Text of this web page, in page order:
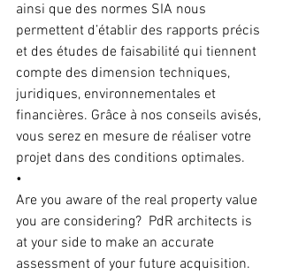
ainsi que des normes SIA nous
permettent d’établir des rapports précis
et des études de faisabilité qui tiennent
compte des dimension techniques,
juridiques, environnementales et
financières. Grâce à nos conseils avisés,
vous serez en mesure de réaliser votre
projet dans des conditions optimales.
•
Are you aware of the real property value
you are considering?  PdR architects is
at your side to make an accurate
assessment of your future acquisition.